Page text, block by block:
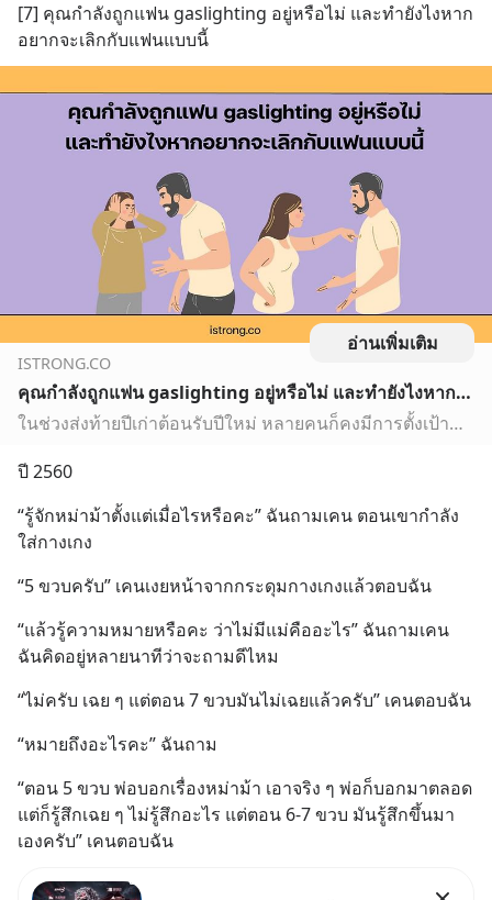
[7] คุณกำลังถูกแฟน gaslighting อยู่หรือไม่ และทำยังไงหาก
อยากจะเลิกกับแฟนแบบนี้
อ่านเพิ่มเติม
ISTRONG.CO
คุณกำลังถูกแฟน gaslighting อยู่หรือไม่ และทำยังไงหากอยากจะเลิกกับแฟนแบบนี้
ในช่วงส่งท้ายปีเก่าต้อนรับปีใหม่ หลายคนก็คงมีการตั้งเป้าหมายเอาไว้ว่าหลังจากปีใหม่ก็อยากจะปรับเปลี่ยนอะไรเพื่อเริ่มชีวิตใหม่ที่ดีกว่า
ปี 2560
“รู้จักหม่าม้าตั้งแต่เมื่อไรหรือคะ” ฉันถามเคน ตอนเขากำลัง
ใส่กางเกง
“5 ขวบครับ” เคนเงยหน้าจากกระดุมกางเกงแล้วตอบฉัน
“แล้วรู้ความหมายหรือคะ ว่าไม่มีแม่คืออะไร” ฉันถามเคน
ฉันคิดอยู่หลายนาทีว่าจะถามดีไหม
“ไม่ครับ เฉย ๆ แต่ตอน 7 ขวบมันไม่เฉยแล้วครับ” เคนตอบฉัน
“หมายถึงอะไรคะ” ฉันถาม
“ตอน 5 ขวบ พ่อบอกเรื่องหม่าม้า เอาจริง ๆ พ่อก็บอกมาตลอด
แต่ก็รู้สึกเฉย ๆ ไม่รู้สึกอะไร แต่ตอน 6-7 ขวบ มันรู้สึกขึ้นมา
เองครับ” เคนตอบฉัน